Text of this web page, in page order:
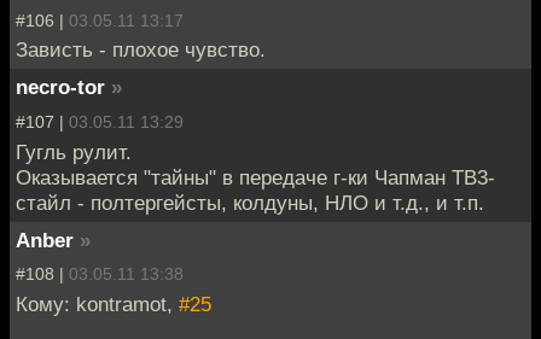
#106 | 03.05.11 13:17
Зависть - плохое чувство.
necro-tor »
#107 | 03.05.11 13:29
Гугль рулит.
Оказывается "тайны" в передаче г-ки Чапман ТВ3-
стайл - полтергейсты, колдуны, НЛО и т.д., и т.п.
Anber »
#108 | 03.05.11 13:38
Кому: kontramot, #25